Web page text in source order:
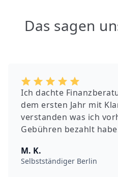
Das sagen
Ich dachte
dem ersten Jahr mit
verstanden was ich
Gebühren bezahlt
M. K.
Selbstständiger Berlin